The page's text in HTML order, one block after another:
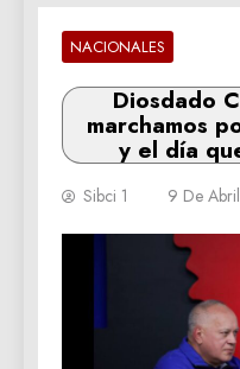
NACIONALES
Diosdado
marchamos
y el día
Sibci 1 9 De